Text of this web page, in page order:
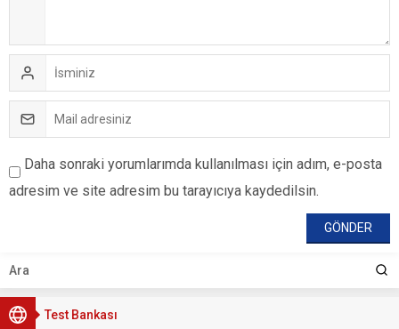
Test Bankası
Daha sonraki yorumlarımda kullanılması için adım, e-posta
adresim ve site adresim bu tarayıcıya kaydedilsin.